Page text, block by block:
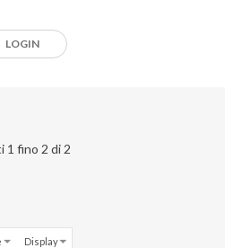
LOGIN
1 fino 2 di 2
Display